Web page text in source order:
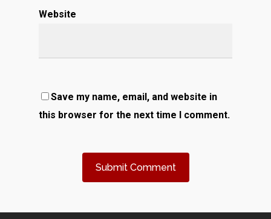
Website
Save my name, email, and website in
this browser for the next time I comment.